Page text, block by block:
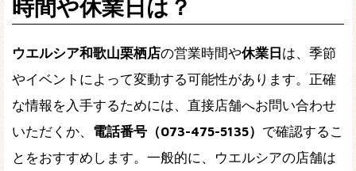
時間や休業日は？
ウエルシア和歌山栗栖店の営業時間や休業日は、季節
やイベントによって変動する可能性があります。正確
な情報を入手するためには、直接店舗へお問い合わせ
いただくか、 電話番号（073-475-5135） で確認するこ
とをおすすめします。一般的に、ウエルシアの店舗は